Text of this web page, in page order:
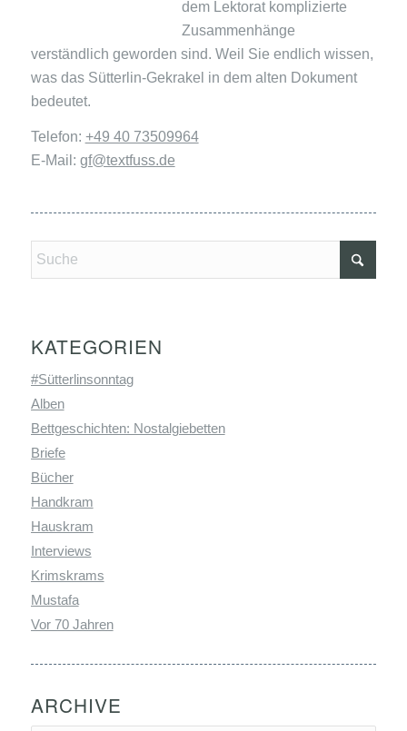
dem Lektorat komplizierte
Zusammenhänge
verständlich geworden sind. Weil Sie endlich wissen,
was das Sütterlin-Gekrakel in dem alten Dokument
bedeutet.
Telefon: +49 40 73509964
E-Mail: gf@textfuss.de
KATEGORIEN
#Sütterlinsonntag
Alben
Bettgeschichten: Nostalgiebetten
Briefe
Bücher
Handkram
Hauskram
Interviews
Krimskrams
Mustafa
Vor 70 Jahren
ARCHIVE